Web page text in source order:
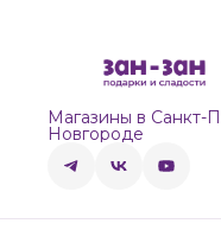
Магазины в Санкт-
Новгороде